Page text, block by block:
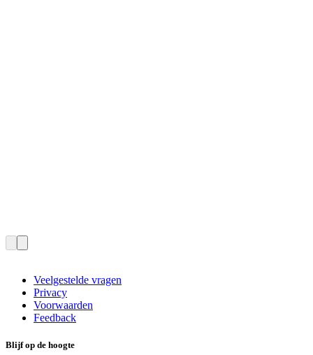
Veelgestelde vragen
Privacy
Voorwaarden
Feedback
Blijf op de hoogte